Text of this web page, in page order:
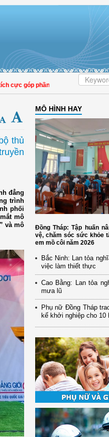
góp phần nâng cao tỷ lệ người dân
thủ
đẳng
trình
phối
mô
và mô
MÔ HÌNH HAY
Đồng Tháp: Tập huấn
vệ, chăm sóc sức khỏe
em mồ côi năm 2026
Bắc Ninh: Lan tỏa
việc làm thiết thực
Cao Bằng: Lan tỏa
mưa lũ
Phụ nữ Đồng Tháp
kế khởi nghiệp cho 10